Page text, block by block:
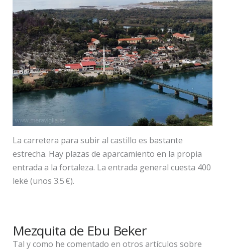
La carretera para subir al castillo es bastante
estrecha. Hay plazas de aparcamiento en la propia
entrada a la fortaleza. La entrada general cuesta 400
lekë (unos 3.5 €).
Mezquita de Ebu Beker
Tal y como he comentado en otros artículos sobre